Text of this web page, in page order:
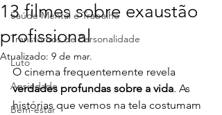
Saúde Mental e Trabalho
Transtornos de Personalidade
Luto
Ansiedade
Bem-estar
13 filmes sobre exaustão
profissional
Atualizado: 9 de mar.
O cinema frequentemente revela
verdades profundas sobre a vida. As
histórias que vemos na tela costumam